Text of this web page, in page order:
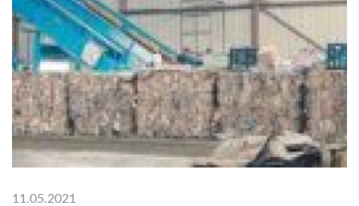
11.05.2021